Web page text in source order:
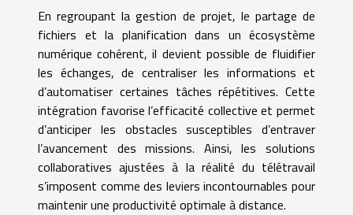
En regroupant la gestion de projet, le partage de
fichiers et la planification dans un écosystème
numérique cohérent, il devient possible de fluidifier
les échanges, de centraliser les informations et
d’automatiser certaines tâches répétitives. Cette
intégration favorise l’efficacité collective et permet
d’anticiper les obstacles susceptibles d’entraver
l’avancement des missions. Ainsi, les solutions
collaboratives ajustées à la réalité du télétravail
s’imposent comme des leviers incontournables pour
maintenir une productivité optimale à distance.